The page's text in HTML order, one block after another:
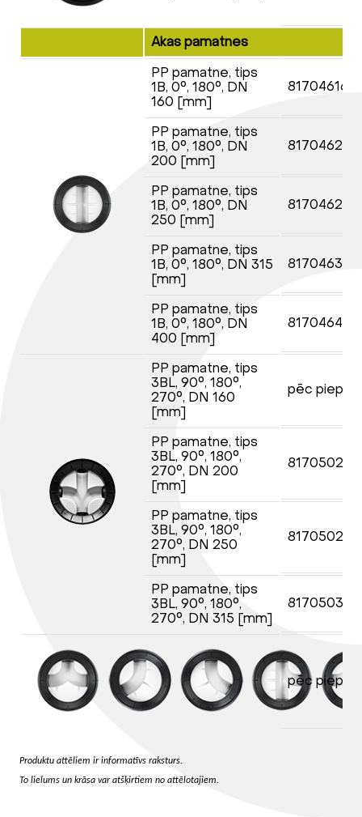
Akas pamatnes
PP pamatne, tips
1B, 0°, 180°, DN
160 [mm]
PP pamatne, tips
1B, 0°, 180°, DN
200 [mm]
PP pamatne, tips
1B, 0°, 180°, DN
250 [mm]
PP pamatne, tips
1B, 0°, 180°, DN 315
[mm]
PP pamatne, tips
1B, 0°, 180°, DN
400 [mm]
PP pamatne, tips
3BL, 90°, 180°,
270°, DN 160
[mm]
pēc
PP pamatne, tips
3BL, 90°, 180°,
270°, DN 200
[mm]
PP pamatne, tips
3BL, 90°, 180°,
270°, DN 250
[mm]
PP pamatne, tips
3BL, 90°, 180°,
270°, DN 315 [mm]
pēc
Produktu attēliem ir informatīvs raksturs.
To lielums un krāsa var atšķirtiem no attēlotajiem.